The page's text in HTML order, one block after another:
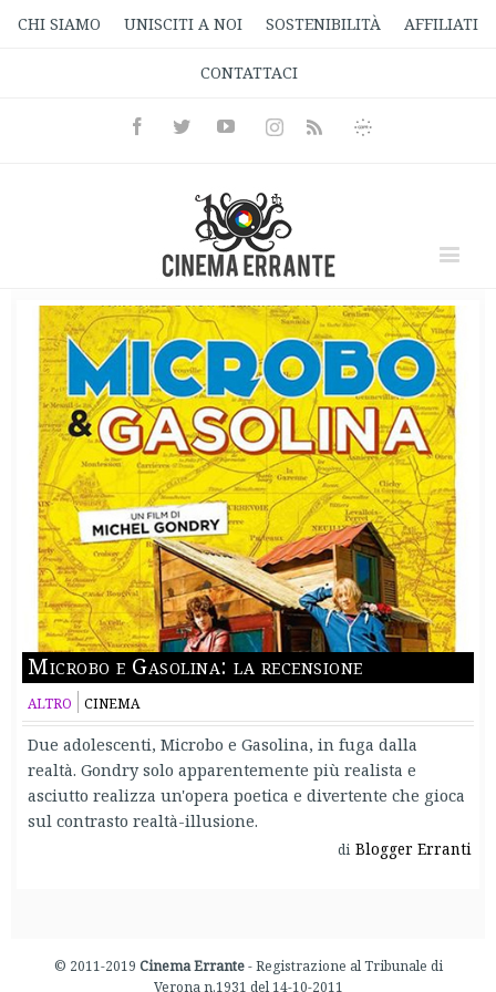
CHI SIAMO UNISCITI A NOI SOSTENIBILITÀ AFFILIATI
CONTATTACI
FacebookTwitterYoutubeInstagramRss
Informativa
Microbo e Gasolina: la recensione
ALTRO CINEMA
Due adolescenti, Microbo e Gasolina, in fuga dalla
realtà. Gondry solo apparentemente più realista e
asciutto realizza un'opera poetica e divertente che gioca
sul contrasto realtà-illusione.
di Blogger Erranti
© 2011-2019 Cinema Errante- Registrazione al Tribunale di
Verona n.1931 del 14-10-2011